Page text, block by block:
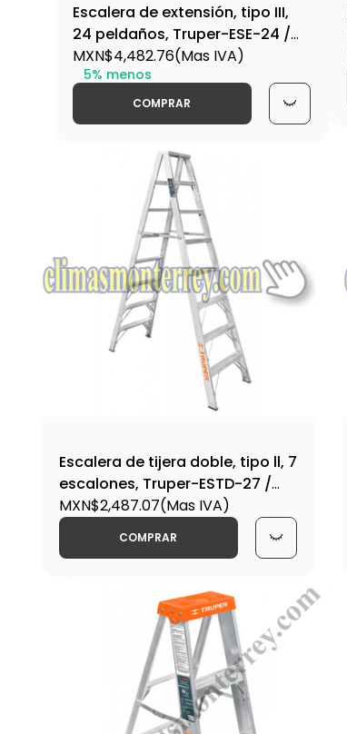
Escalera de extensión, tipo III,
24 peldaños, Truper-ESE-24 /
16028
MXN$4,482.76(Mas IVA)
5% menos
COMPRAR
Escalera de tijera doble, tipo ll, 7
escalones, Truper-ESTD-27 /
10498
MXN$2,487.07(Mas IVA)
COMPRAR